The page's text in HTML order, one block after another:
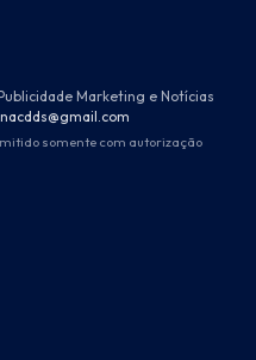
Marketing e Notícias
somente com autorização